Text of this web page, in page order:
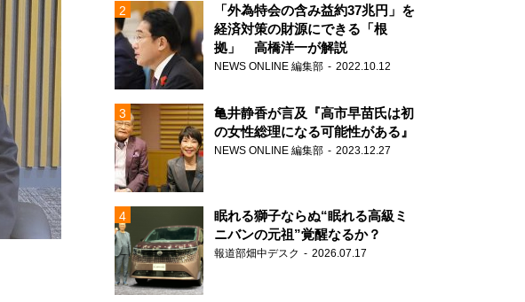
「外為特会の含み益約37兆円」を
経済対策の財源にできる「根
拠」 高橋洋一が解説
NEWS ONLINE 編集部 2022.10.12
亀井静香が言及『高市早苗氏は初
の女性総理になる可能性がある』
NEWS ONLINE 編集部 2023.12.27
眠れる獅子ならぬ“眠れる高級ミ
ニバンの元祖”覚醒なるか？
報道部畑中デスク 2026.07.17